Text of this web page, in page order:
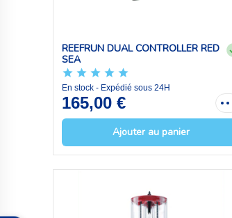
REEFRUN DUAL CONTROLLER RED
SEA
En stock - Expédié sous 24H
165,00 €
Ajouter au panier